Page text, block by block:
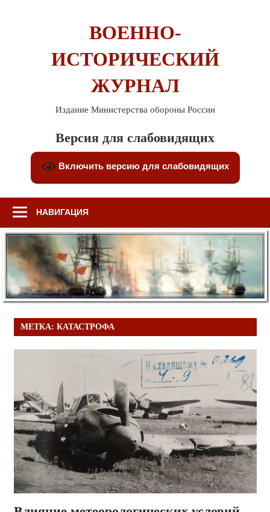
ВОЕННО-
ИСТОРИЧЕСКИЙ
ЖУРНАЛ
Издание Министерства обороны России
Версия для слабовидящих
Включить версию для слабовидящих
НАВИГАЦИЯ
МЕТКА: КАТАСТРОФА